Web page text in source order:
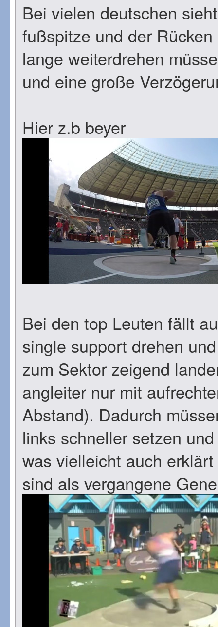
Bei vielen deutschen
fußspitze und der
lange weiterdrehen
und eine große
Hier z.b beyer
Bei den top Leuten fällt
single support drehen
zum Sektor zeigend
angleiter nur mit
Abstand). Dadurch
links schneller setzen
was vielleicht auch
sind als vergangene